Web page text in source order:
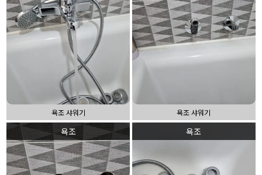
욕조 샤워기 욕조 샤워기
욕조 욕조